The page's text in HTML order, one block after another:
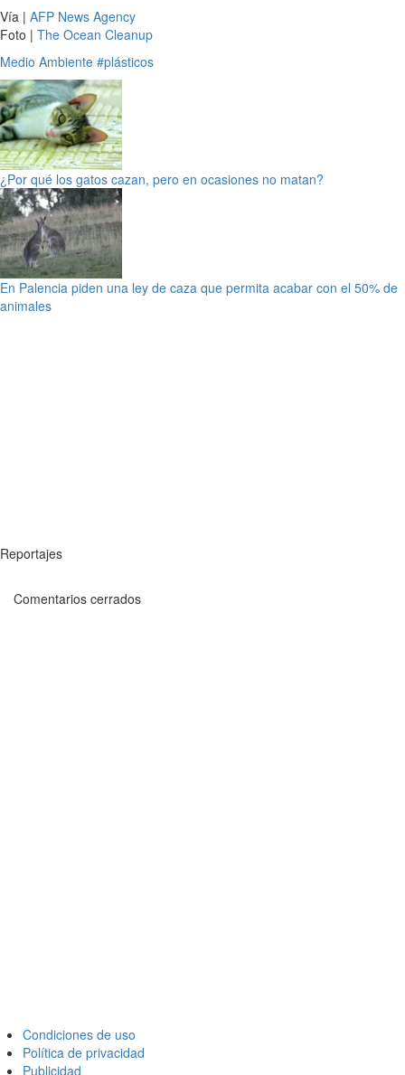
Vía | AFP News Agency
Foto | The Ocean Cleanup
Medio Ambiente #plásticos
¿Por qué los gatos cazan, pero en ocasiones no matan?
En Palencia piden una ley de caza que permita acabar con el 50% de
animales
Reportajes
Comentarios cerrados
Condiciones de uso
Política de privacidad
Publicidad